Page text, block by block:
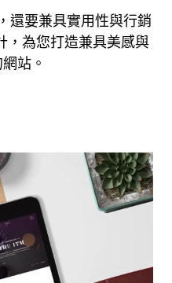
還要兼具實用性與行銷
為您打造兼具美感與
站。